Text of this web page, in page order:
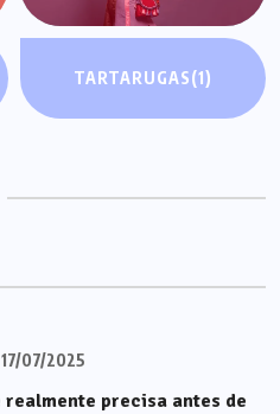
TARTARUGAS(1)
17/07/2025
realmente precisa antes de